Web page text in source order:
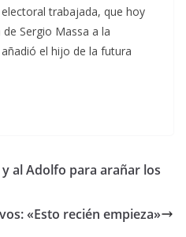
trabajada, que hoy
Sergio Massa a la
el hijo de la futura
al Adolfo para arañar los
«Esto recién empieza»